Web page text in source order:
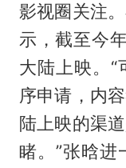
影视圈关注
示，截至今
大陆上映。
序申请，内
陆上映的渠
睹。”张晗进